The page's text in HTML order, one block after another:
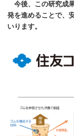
今後、この研究成
発を進めることで、
いります。